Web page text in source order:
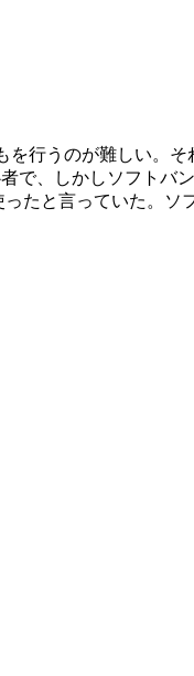
うのが難しい。そ
で、しかしソフトバ
たと言っていた。